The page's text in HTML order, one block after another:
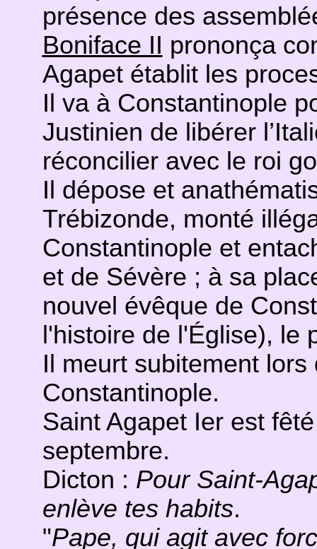
présence des
Boniface II prononça
Agapet établit les
Il va à Constantinople
Justinien de libérer
réconcilier avec le roi
Il dépose et
Trébizonde, monté
Constantinople et
et de Sévère ; à sa
nouvel évêque de
l'histoire de l'Église), le
Il meurt subitement
Constantinople.
Saint Agapet Ier est
septembre.
Dicton : Pour Saint-
enlève tes habits.
"Pape, qui agit avec